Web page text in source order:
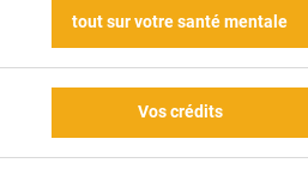
tout sur votre santé mentale
Vos crédits